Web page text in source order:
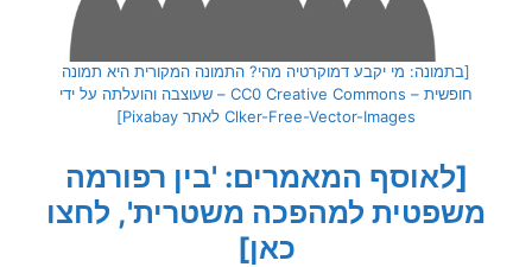
[בתמונה: מי יקבע דמוקרטיה מהי? התמונה המקורית היא תמונה
חופשית – CC0 Creative Commons – שעוצבה והועלתה על ידי
Clker-Free-Vector-Images לאתר Pixabay]
[לאוסף המאמרים: 'בין רפורמה
משפטית למהפכה משטרית', לחצו
כאן]